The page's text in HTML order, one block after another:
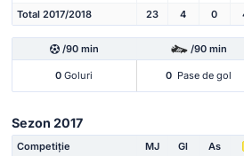
Total 2017/2018 23 4 0
/90 min /90 min
0 Goluri 0 Pase de gol
Sezon 2017
Competiție MJ Gl As